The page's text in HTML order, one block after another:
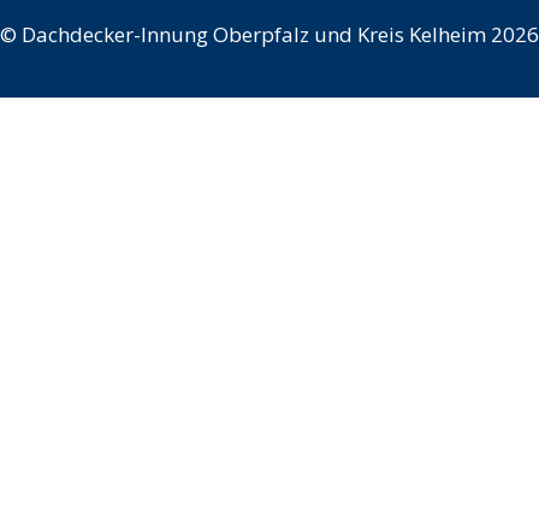
© Dachdecker-Innung Oberpfalz und Kreis Kelheim 2026